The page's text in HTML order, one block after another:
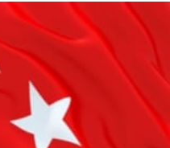
إقتصاد
منوعات
كأس العالم